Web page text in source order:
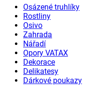
Osázené truhlíky
Rostliny
Osivo
Zahrada
Nářadí
Opory VATAX
Dekorace
Delikatesy
Dárkové poukazy